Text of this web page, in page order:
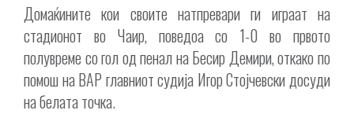
Домаќините кои своите натпревари ги играат на
стадионот во Чаир, поведоа со 1-0 во првото
полувреме со гол од пенал на Бесир Демири, откако по
помош на ВАР главниот судија Игор Стојчевски досуди
на белата точка.